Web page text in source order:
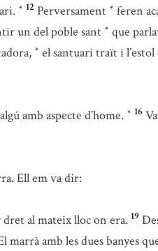
* 12 Perversament * feren
un del poble sant * que
* el santuari traït i
amb aspecte d’home. * 16
Ell em va dir:
al mateix lloc on era. 19
marrà amb les dues banyes